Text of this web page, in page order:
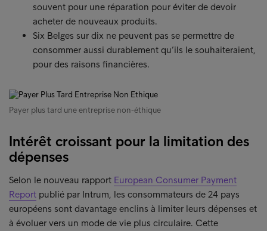
souvent pour une réparation pour éviter de devoir
acheter de nouveaux produits.
Six Belges sur dix ne peuvent pas se permettre de
consommer aussi durablement qu’ils le souhaiteraient,
pour des raisons financières.
Payer plus tard une entreprise non-éthique
Intérêt croissant pour la limitation des
dépenses
Selon le nouveau rapport European Consumer Payment
Report publié par Intrum, les consommateurs de 24 pays
européens sont davantage enclins à limiter leurs dépenses et
à évoluer vers un mode de vie plus circulaire. Cette